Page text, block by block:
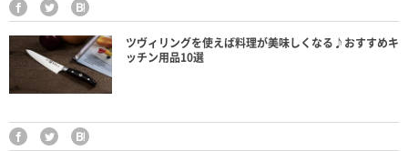
ツヴィリングを使えば料理が美味しくなる♪おすすめキ
ッチン用品10選